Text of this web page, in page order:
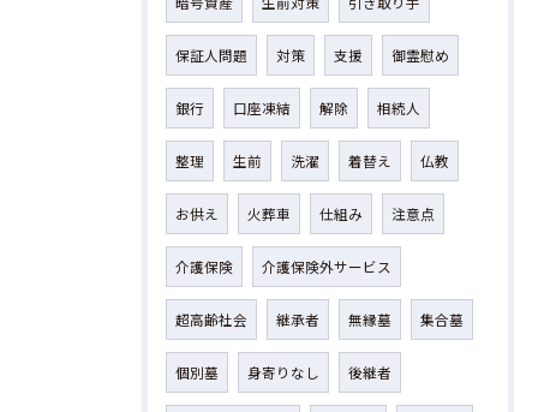
保証人問題 対策 支援 御霊慰め
銀行 口座凍結 解除 相続人
整理 生前 洗濯 着替え 仏教
お供え 火葬車 仕組み 注意点
介護保険 介護保険外サービス
超高齢社会 継承者 無縁墓 集合墓
個別墓 身寄りなし 後継者